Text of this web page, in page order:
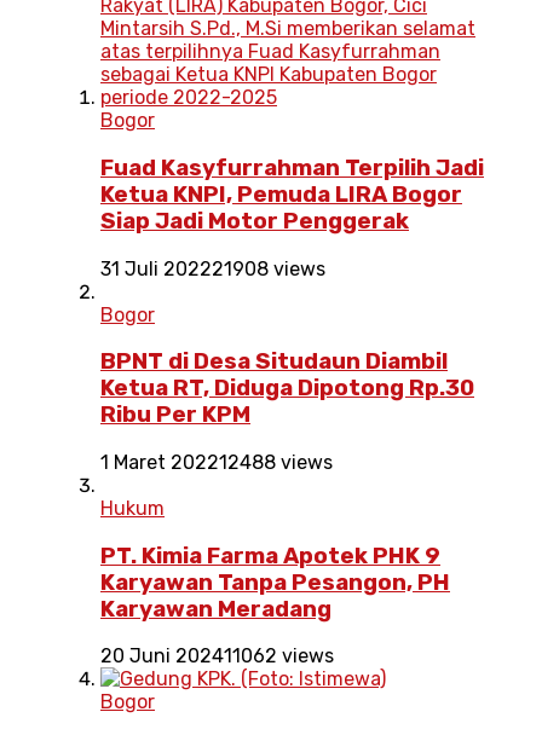
Bogor
Fuad Kasyfurrahman Terpilih Jadi
Ketua KNPI, Pemuda LIRA Bogor
Siap Jadi Motor Penggerak
31 Juli 202221908 views
Bogor
BPNT di Desa Situdaun Diambil
Ketua RT, Diduga Dipotong Rp.30
Ribu Per KPM
1 Maret 202212488 views
Hukum
PT. Kimia Farma Apotek PHK 9
Karyawan Tanpa Pesangon, PH
Karyawan Meradang
20 Juni 202411062 views
Bogor